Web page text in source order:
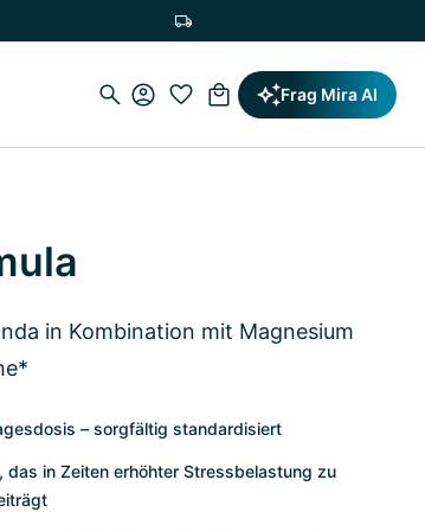
Frag Mira AI
in Kombination mit Magnesium
– sorgfältig standardisiert
in Zeiten erhöhter Stressbelastung zu